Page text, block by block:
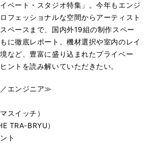
ベート・スタジオ特集」。今年もエンジ
フェッショナルな空間からアーティスト
ペースまで、国内外19組の制作スペー
に徹底レポート。機材選択や室内のレイ
など、豊富に盛り込まれたプライベー
ントを読み解いていただきたい。
エンジニア≫
スイッチ）
TRA-BRYU）
ト